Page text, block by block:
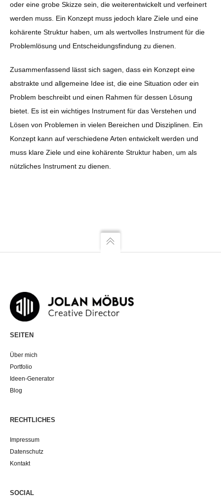
oder eine grobe Skizze sein, die weiterentwickelt und verfeinert
werden muss. Ein Konzept muss jedoch klare Ziele und eine
kohärente Struktur haben, um als wertvolles Instrument für die
Problemlösung und Entscheidungsfindung zu dienen.
Zusammenfassend lässt sich sagen, dass ein Konzept eine
abstrakte und allgemeine Idee ist, die eine Situation oder ein
Problem beschreibt und einen Rahmen für dessen Lösung
bietet. Es ist ein wichtiges Instrument für das Verstehen und
Lösen von Problemen in vielen Bereichen und Disziplinen. Ein
Konzept kann auf verschiedene Arten entwickelt werden und
muss klare Ziele und eine kohärente Struktur haben, um als
nützliches Instrument zu dienen.
SEITEN
Über mich
Portfolio
Ideen-Generator
Blog
RECHTLICHES
Impressum
Datenschutz
Kontakt
SOCIAL